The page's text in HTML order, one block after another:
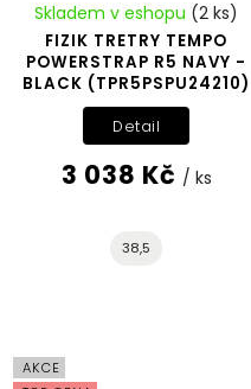
FIZIK TRETRY TEMPO
POWERSTRAP R5 NAVY -
BLACK (TPR5PSPU24210)
Skladem v eshopu (2 ks)
3 038 Kč / ks
Detail
38,5
AKCE